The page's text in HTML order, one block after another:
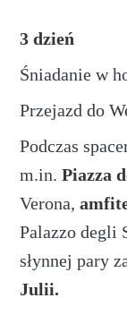
3 dzień
Śniadanie w
Przejazd do
Podczas
m.in. Piazza
Verona,
Palazzo degli
słynnej pary
Julii.